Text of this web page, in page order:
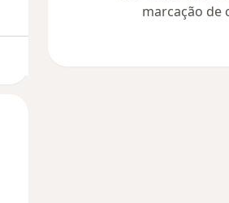
marcação de